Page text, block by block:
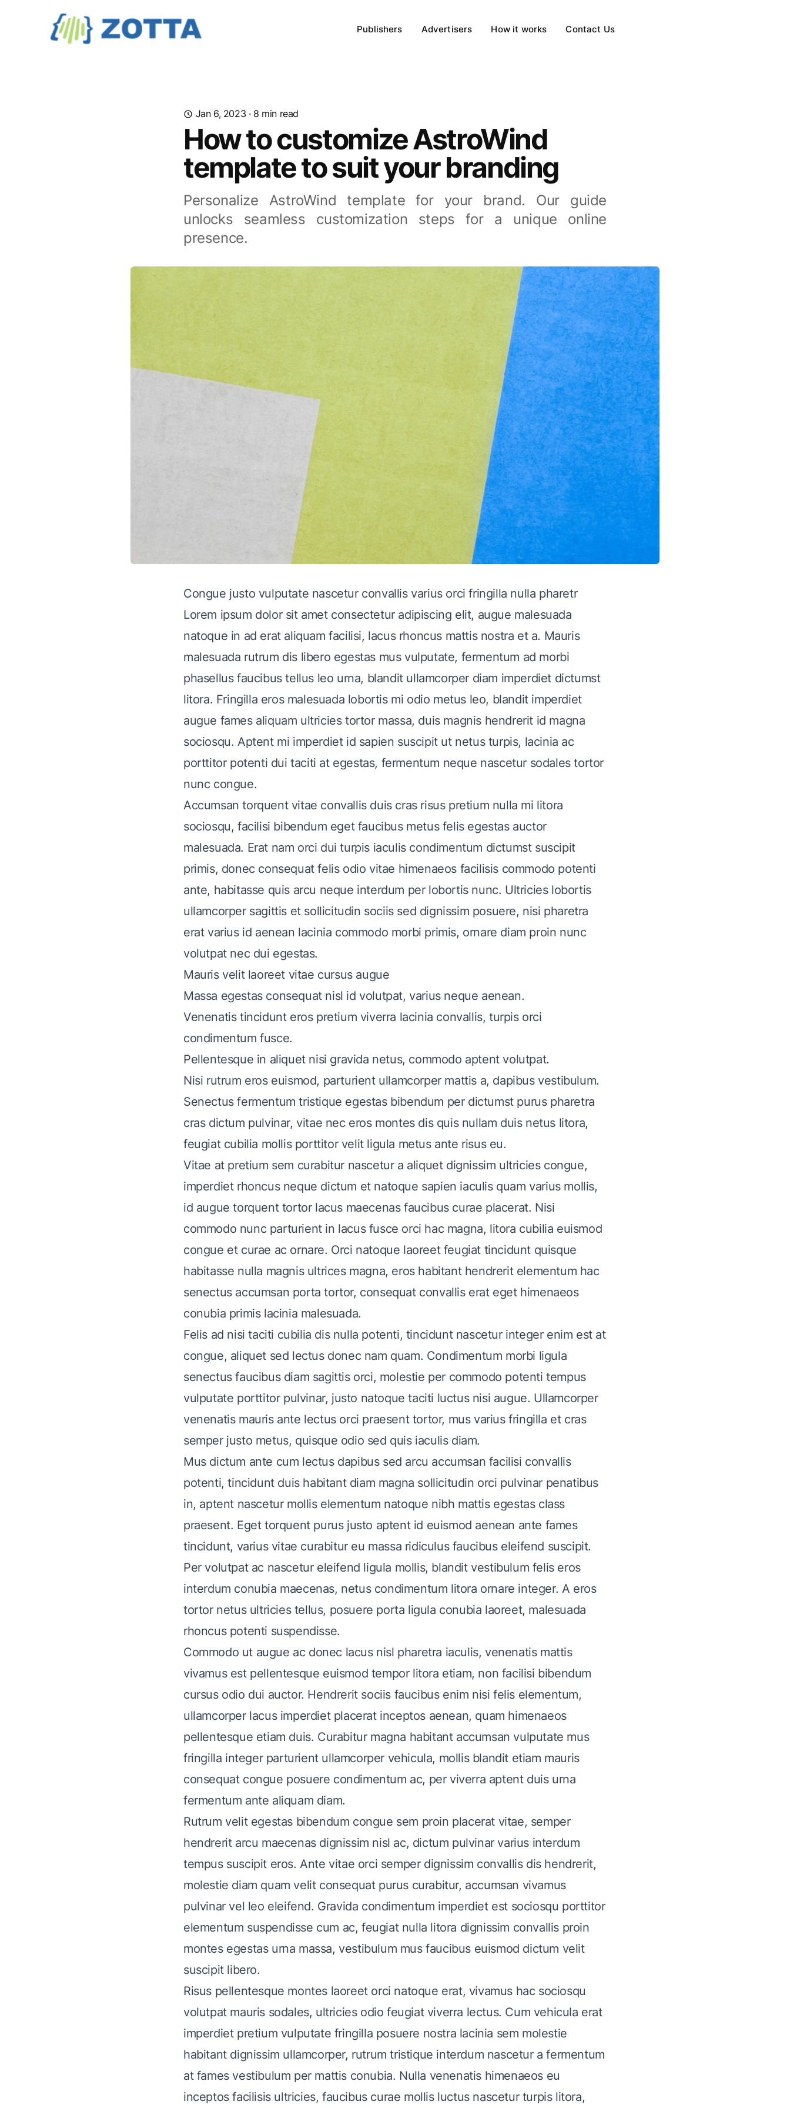
Publishers Advertisers How it works Contact Us
Jan 6, 2023 · 8 min read
How to customize AstroWind
template to suit your branding
Personalize AstroWind template for your brand. Our guide
unlocks seamless customization steps for a unique online
presence.
Congue justo vulputate nascetur convallis varius orci fringilla nulla pharetr
Lorem ipsum dolor sit amet consectetur adipiscing elit, augue malesuada
natoque in ad erat aliquam facilisi, lacus rhoncus mattis nostra et a. Mauris
malesuada rutrum dis libero egestas mus vulputate, fermentum ad morbi
phasellus faucibus tellus leo urna, blandit ullamcorper diam imperdiet dictumst
litora. Fringilla eros malesuada lobortis mi odio metus leo, blandit imperdiet
augue fames aliquam ultricies tortor massa, duis magnis hendrerit id magna
sociosqu. Aptent mi imperdiet id sapien suscipit ut netus turpis, lacinia ac
porttitor potenti dui taciti at egestas, fermentum neque nascetur sodales tortor
nunc congue.
Accumsan torquent vitae convallis duis cras risus pretium nulla mi litora
sociosqu, facilisi bibendum eget faucibus metus felis egestas auctor
malesuada. Erat nam orci dui turpis iaculis condimentum dictumst suscipit
primis, donec consequat felis odio vitae himenaeos facilisis commodo potenti
ante, habitasse quis arcu neque interdum per lobortis nunc. Ultricies lobortis
ullamcorper sagittis et sollicitudin sociis sed dignissim posuere, nisi pharetra
erat varius id aenean lacinia commodo morbi primis, ornare diam proin nunc
volutpat nec dui egestas.
Mauris velit laoreet vitae cursus augue
Massa egestas consequat nisl id volutpat, varius neque aenean.
Venenatis tincidunt eros pretium viverra lacinia convallis, turpis orci
condimentum fusce.
Pellentesque in aliquet nisi gravida netus, commodo aptent volutpat.
Nisi rutrum eros euismod, parturient ullamcorper mattis a, dapibus vestibulum.
Senectus fermentum tristique egestas bibendum per dictumst purus pharetra
cras dictum pulvinar, vitae nec eros montes dis quis nullam duis netus litora,
feugiat cubilia mollis porttitor velit ligula metus ante risus eu.
Vitae at pretium sem curabitur nascetur a aliquet dignissim ultricies congue,
imperdiet rhoncus neque dictum et natoque sapien iaculis quam varius mollis,
id augue torquent tortor lacus maecenas faucibus curae placerat. Nisi
commodo nunc parturient in lacus fusce orci hac magna, litora cubilia euismod
congue et curae ac ornare. Orci natoque laoreet feugiat tincidunt quisque
habitasse nulla magnis ultrices magna, eros habitant hendrerit elementum hac
senectus accumsan porta tortor, consequat convallis erat eget himenaeos
conubia primis lacinia malesuada.
Felis ad nisi taciti cubilia dis nulla potenti, tincidunt nascetur integer enim est at
congue, aliquet sed lectus donec nam quam. Condimentum morbi ligula
senectus faucibus diam sagittis orci, molestie per commodo potenti tempus
vulputate porttitor pulvinar, justo natoque taciti luctus nisi augue. Ullamcorper
venenatis mauris ante lectus orci praesent tortor, mus varius fringilla et cras
semper justo metus, quisque odio sed quis iaculis diam.
Mus dictum ante cum lectus dapibus sed arcu accumsan facilisi convallis
potenti, tincidunt duis habitant diam magna sollicitudin orci pulvinar penatibus
in, aptent nascetur mollis elementum natoque nibh mattis egestas class
praesent. Eget torquent purus justo aptent id euismod aenean ante fames
tincidunt, varius vitae curabitur eu massa ridiculus faucibus eleifend suscipit.
Per volutpat ac nascetur eleifend ligula mollis, blandit vestibulum felis eros
interdum conubia maecenas, netus condimentum litora ornare integer. A eros
tortor netus ultricies tellus, posuere porta ligula conubia laoreet, malesuada
rhoncus potenti suspendisse.
Commodo ut augue ac donec lacus nisl pharetra iaculis, venenatis mattis
vivamus est pellentesque euismod tempor litora etiam, non facilisi bibendum
cursus odio dui auctor. Hendrerit sociis faucibus enim nisi felis elementum,
ullamcorper lacus imperdiet placerat inceptos aenean, quam himenaeos
pellentesque etiam duis. Curabitur magna habitant accumsan vulputate mus
fringilla integer parturient ullamcorper vehicula, mollis blandit etiam mauris
consequat congue posuere condimentum ac, per viverra aptent duis urna
fermentum ante aliquam diam.
Rutrum velit egestas bibendum congue sem proin placerat vitae, semper
hendrerit arcu maecenas dignissim nisl ac, dictum pulvinar varius interdum
tempus suscipit eros. Ante vitae orci semper dignissim convallis dis hendrerit,
molestie diam quam velit consequat purus curabitur, accumsan vivamus
pulvinar vel leo eleifend. Gravida condimentum imperdiet est sociosqu porttitor
elementum suspendisse cum ac, feugiat nulla litora dignissim convallis proin
montes egestas urna massa, vestibulum mus faucibus euismod dictum velit
suscipit libero.
Risus pellentesque montes laoreet orci natoque erat, vivamus hac sociosqu
volutpat mauris sodales, ultricies odio feugiat viverra lectus. Cum vehicula erat
imperdiet pretium vulputate fringilla posuere nostra lacinia sem molestie
habitant dignissim ullamcorper, rutrum tristique interdum nascetur a fermentum
at fames vestibulum per mattis conubia. Nulla venenatis himenaeos eu
inceptos facilisis ultricies, faucibus curae mollis luctus nascetur turpis litora,